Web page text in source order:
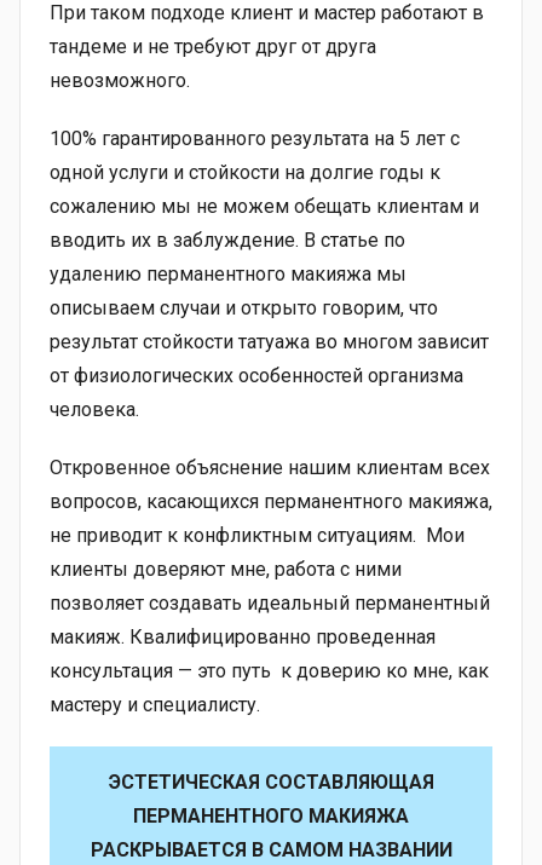
При таком подходе клиент и мастер работают в
тандеме и не требуют друг от друга
невозможного.
100% гарантированного результата на 5 лет с
одной услуги и стойкости на долгие годы к
сожалению мы не можем обещать клиентам и
вводить их в заблуждение. В статье по
удалению перманентного макияжа мы
описываем случаи и открыто говорим, что
результат стойкости татуажа во многом зависит
от физиологических особенностей организма
человека.
Откровенное объяснение нашим клиентам всех
вопросов, касающихся перманентного макияжа,
не приводит к конфликтным ситуациям. Мои
клиенты доверяют мне, работа с ними
позволяет создавать идеальный перманентный
макияж. Квалифицированно проведенная
консультация — это путь к доверию ко мне, как
мастеру и специалисту.
ЭСТЕТИЧЕСКАЯ СОСТАВЛЯЮЩАЯ
ПЕРМАНЕНТНОГО МАКИЯЖА
РАСКРЫВАЕТСЯ В САМОМ НАЗВАНИИ